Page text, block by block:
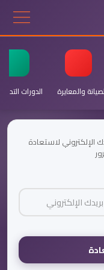
والمعايرة الدورات
الإلكتروني لاستعادة